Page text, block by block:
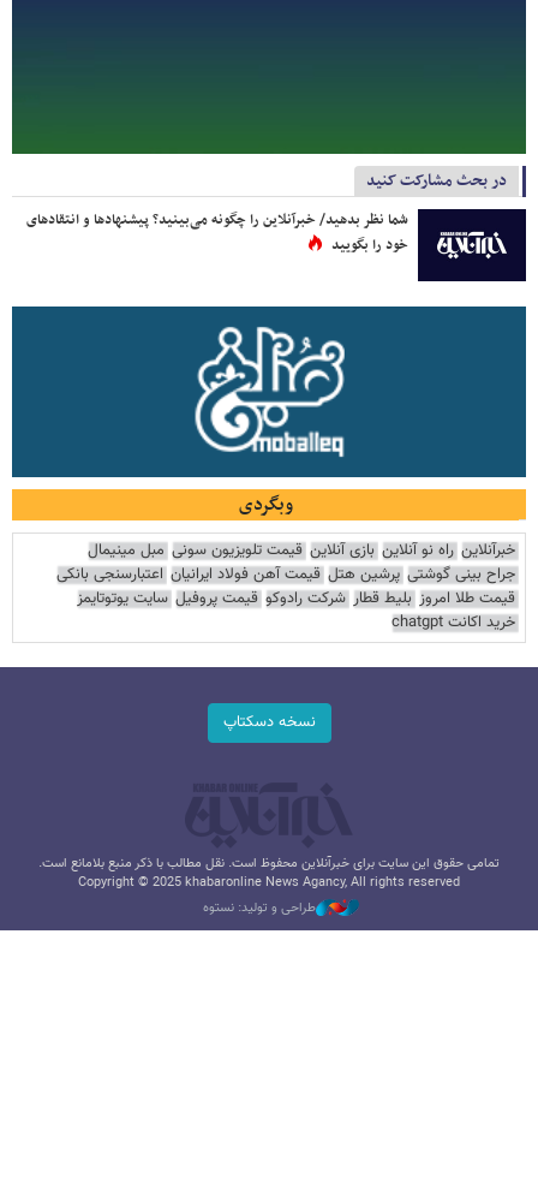
در بحث مشارکت کنید
شما نظر بدهید/ خبرآنلاین را چگونه می‌بینید؟ پیشنهادها و انتقادهای
خود را بگویید
وبگردی
خبرآنلاین راه نو آنلاین بازی آنلاین قیمت تلویزیون سونی مبل مینیمال
جراح بینی گوشتی پرشین هتل قیمت آهن فولاد ایرانیان اعتبارسنجی بانکی
قیمت طلا امروز بلیط قطار شرکت رادوکو قیمت پروفیل سایت یوتوتایمز
خرید اکانت chatgpt
نسخه دسکتاپ
تمامی حقوق این سایت برای خبرآنلاین محفوظ است. نقل مطالب با ذکر منبع بلامانع است.
Copyright © 2025 khabaronline News Agancy, All rights reserved
طراحی و تولید: نستوه